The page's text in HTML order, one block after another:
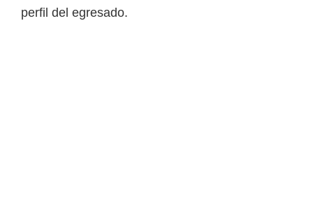
perfil del egresado.